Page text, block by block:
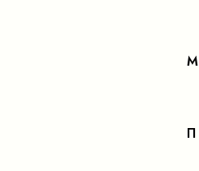
М
П